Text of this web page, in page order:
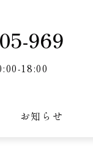
969
18:00
お知らせ